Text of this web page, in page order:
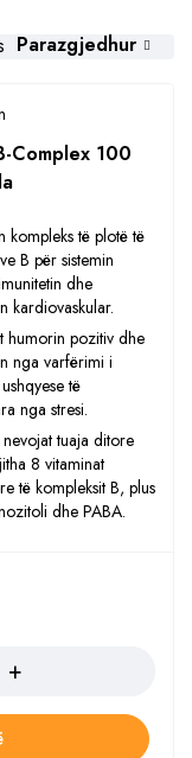
Parazgjedhur
Complex 100
kompleks të plotë të
B për sistemin
dhe
kardiovaskular.
humorin pozitiv dhe
nga varfërimi i
të
nga stresi.
tuaja ditore
8 vitaminat
të kompleksit B, plus
dhe PABA.